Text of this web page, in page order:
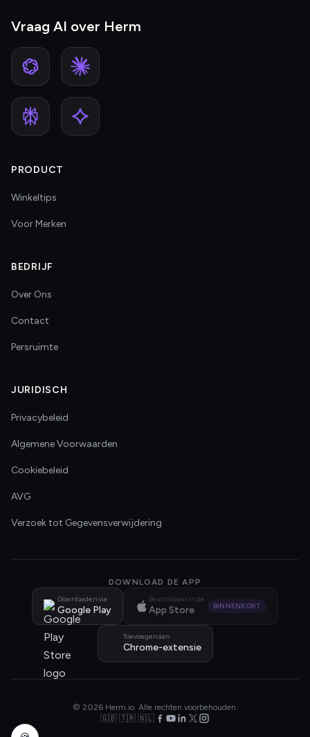
Vraag AI over Herm
PRODUCT
Winkeltips
Voor Merken
BEDRIJF
Over Ons
Contact
Persruimte
JURIDISCH
Privacybeleid
Algemene Voorwaarden
Cookiebeleid
AVG
Verzoek tot Gegevensverwijdering
DOWNLOAD DE APP
Downloaden via
Google Play
Beschikbaar in de
App Store BINNENKORT
Toevoegen aan
Chrome-extensie
© 2026 Herm.io. Alle rechten voorbehouden.
🇬🇧 🇹🇷 🇳🇱